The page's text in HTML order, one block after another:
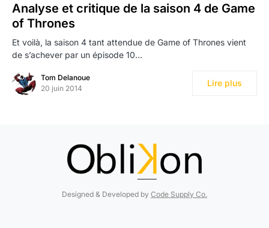
Analyse et critique de la saison 4 de Game
of Thrones
Et voilà, la saison 4 tant attendue de Game of Thrones vient
de s’achever par un épisode 10…
Tom Delanoue
20 juin 2014
Lire plus
Designed & Developed by Code Supply Co.